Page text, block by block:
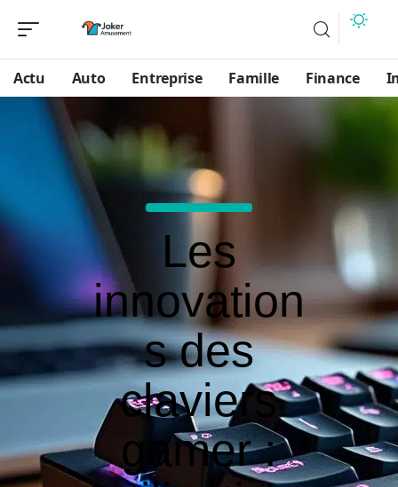
Actu Auto Entreprise Famille Finance
Les
innovation
s des
claviers
gamer :